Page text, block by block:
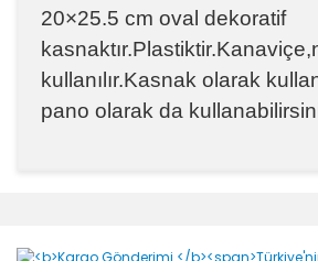
20×25.5 cm oval dekoratif
kullanılır.Kasnak olarak
pano olarak da